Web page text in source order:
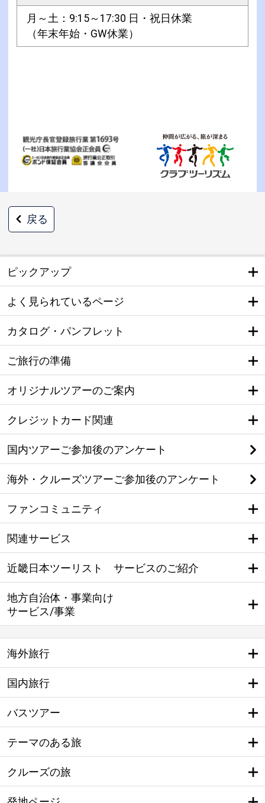
月～土：9:15～17:30 日・祝日休業
（年末年始・GW休業）
戻る
ピックアップ
よく見られているページ
カタログ・パンフレット
ご旅行の準備
オリジナルツアーのご案内
クレジットカード関連
国内ツアーご参加後のアンケート
海外・クルーズツアーご参加後のアンケート
ファンコミュニティ
関連サービス
近畿日本ツーリスト サービスのご紹介
地方自治体・事業向け
サービス/事業
海外旅行
国内旅行
バスツアー
テーマのある旅
クルーズの旅